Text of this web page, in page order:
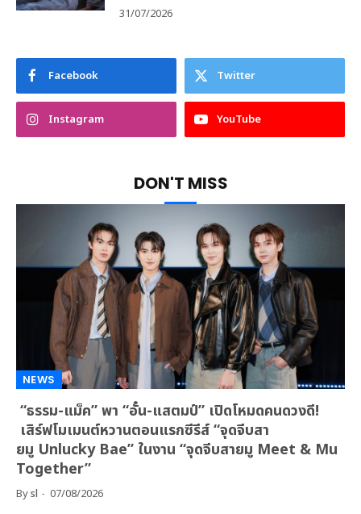
31/07/2026
Facebook Twitter
Instagram YouTube
DON'T MISS
NEWS
“ธรรม-แม็ค” พา “อั๋น-แสตมป์” เปิดโหมดคนดวงดี!
เสิร์ฟโมเมนต์หวานตอนแรกซีรีส์ “จุดจีบสา
ยมู Unlucky Bae” ในงาน “จุดจีบสายมู Meet & Mu
Together”
Bysl 07/08/2026